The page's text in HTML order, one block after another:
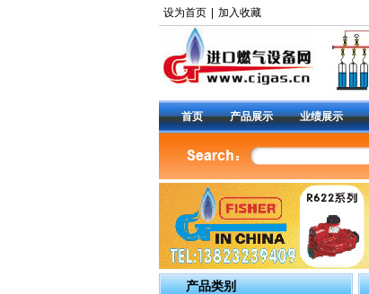
设为首页 加入收藏
首页 产品展示 业绩展示
产品类别